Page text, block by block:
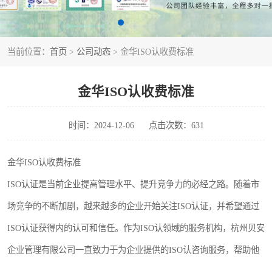
当前位置： 首页 > 公司动态 > 金华ISO认收费标准
金华ISO认收费标准
时间：2024-12-06 点击次数：631
金华ISO认收费标准
ISO认证是当前企业提高管理水平、提升竞争力的必经之路。随着市
场竞争的不断加剧，越来越多的企业开始关注ISO认证，并希望通过
ISO认证获得内的认可和信任。作为ISO认领域的服务机构，杭州贝安
企业管理有限公司一直致力于为企业提供的ISO认咨询服务，帮助他
OHSAS18001认证
45001认证